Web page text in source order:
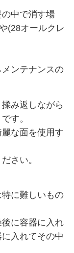
中で消す場
(28オールクレ
ンテナンスの
み返しながら
す。
な面を使用す
さい。
に難しいもの
に容器に入れ
入れてその中